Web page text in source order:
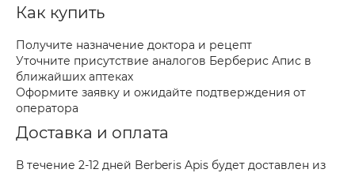
Как купить
Получите назначение доктора и рецепт
Уточните присутствие аналогов Берберис Апис в
ближайших аптеках
Оформите заявку и ожидайте подтверждения от
оператора
Доставка и оплата
В течение 2-12 дней Berberis Apis будет доставлен из